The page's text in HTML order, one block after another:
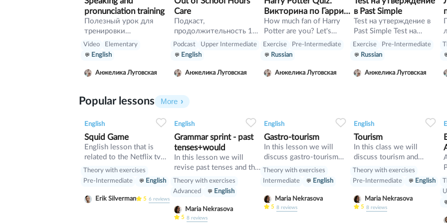
pronunciation training
Полезный урок для
тренировки
разговорного
английского и
произношения. Сначало
читаете с английскими
Упражнение не на
именно тренировка
Video
Elementary
English
Анжелика Луговская
Care
Подкаст,
продолжительность 11
минут, Как в Австралии
решают вопрос где и с
кем оставить детей
после школы, пока
Podcast
Upper Intermediate
English
Анжелика Луговская
Викторина по Гарри
Поттеру
How much fan of Harry
Potter are you? Let's
check!!!!!!!!!!!!!!!!
Exercise
Pre-Intermediate
Russian
Анжелика Луговская
в Past Simple
Test на утверждение в
Past Simple Test на
утверждение в Past
Simple
Exercise
Pre-Intermediate
Russian
Анжелика Луговская
Popular lessons More
English
Squid Game
English lesson that is
related to the Netflix tv
series "Squid Game".
Theory with exercises
Pre-Intermediate
English
Erik Silverman 5 6 reviews
English
Grammar sprint - past
tenses+would
In this lesson we will
revise past tenses and the
verb would
Theory with exercises
Advanced
English
Maria Nekrasova
5 8reviews
English
Gastro-tourism
In this lesson we will
discuss gastro-tourism
and different cuisines.
Also we will discuss
so», «such» and other
intensifiers. also we will
Theory with exercises
Intermediate
English
Maria Nekrasova
5 8reviews
English
Tourism
In this class we will
discuss tourism and
manners and revise
present perfect
Theory with exercises
Pre-Intermediate
English
Maria Nekrasova
5 8reviews